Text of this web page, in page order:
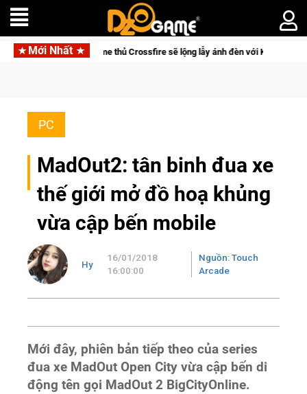
Mới Nhất
bị của game thủ Crossfire sẽ lộng lẫy ánh đèn với Kho Báu Hoàng Gia
PC
MadOut2: tân binh đua xe
thế giới mở đồ hoạ khủng
vừa cập bến mobile
Hy
16/01/2018
16:00:00
Nguồn: Touch
Arcade
Mới đây, phiên bản tiếp theo của series
đua xe MadOut Open City vừa cập bến di
động tên gọi MadOut 2 BigCityOnline.